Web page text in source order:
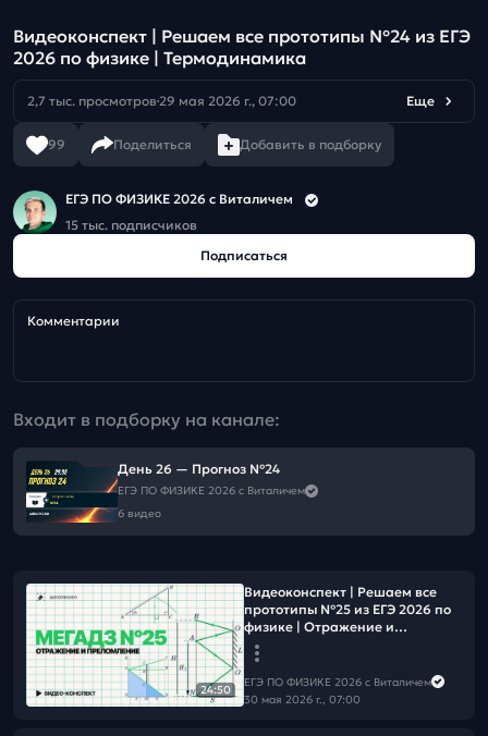
Видеоконcпект | Решаем все прототипы №24 из ЕГЭ
2026 по физике | Термодинамика
2,7 тыс. просмотров 29 мая 2026 г., 07:00 Еще
99 Поделиться Добавить в подборку
ЕГЭ ПО ФИЗИКЕ 2026 с Виталичем
15 тыс. подписчиков
Подписаться
Комментарии
Входит в подборку на канале:
День 26 — Прогноз №24
ЕГЭ ПО ФИЗИКЕ 2026 с Виталичем
6 видео
24:50
Видеоконcпект | Решаем все
прототипы №25 из ЕГЭ 2026 по
физике | Отражение и
преломление
ЕГЭ ПО ФИЗИКЕ 2026 с Виталичем
30 мая 2026 г., 07:00